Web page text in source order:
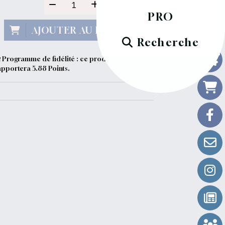
PRO
Recherche
AJOUTER AU PANIER
Programme de fidélité : ce produit vous
5.88 Points.